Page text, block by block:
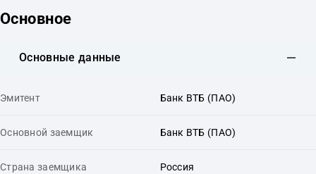
Основное
Основные данные
Эмитент Банк ВТБ (ПАО)
Основной заемщик Банк ВТБ (ПАО)
Страна заемщика Россия